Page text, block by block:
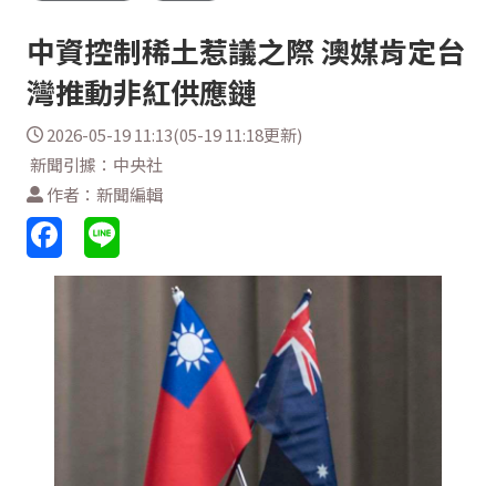
中資控制稀土惹議之際 澳媒肯定台
灣推動非紅供應鏈
2026-05-19 11:13(05-19 11:18更新)
新聞引據：中央社
作者：新聞編輯